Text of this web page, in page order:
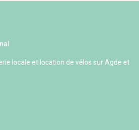
locale et location de vélos sur Agde et